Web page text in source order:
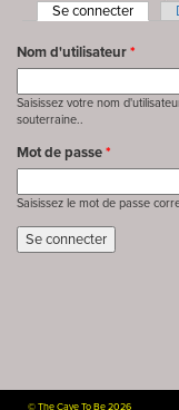
Onglets
Se connecter
Nom d'utilisateur*
Saisissez votre nom
souterraine..
Mot de passe*
Saisissez le mot de passe
©The Cave To Be 2026